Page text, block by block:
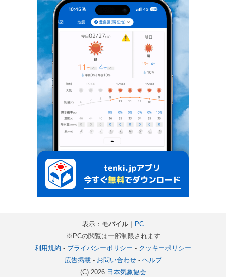
表示： モバイル｜
PC
※PCの閲覧は一部制限されます
利用規約 - プライバシーポリシー - クッキーポリシー
広告掲載- お問い合わせ- ヘルプ
(C) 2026 日本気象協会